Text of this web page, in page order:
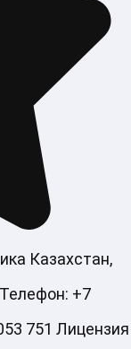
Казахстан,
+7
751 Лицензия